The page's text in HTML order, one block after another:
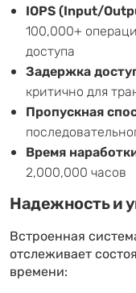
IOPS (Input/
100,000+
доступа
Задержка
критично для
Пропускная
Время
2,000,000 часов
Надежность и
Встроенная
отслеживает
времени: